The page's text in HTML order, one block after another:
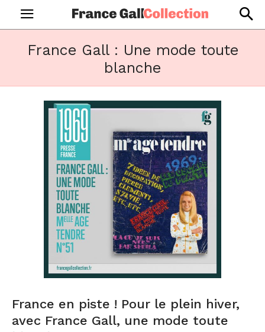
France Gall : Une mode toute
blanche
France en piste ! Pour le plein hiver,
avec France Gall, une mode toute